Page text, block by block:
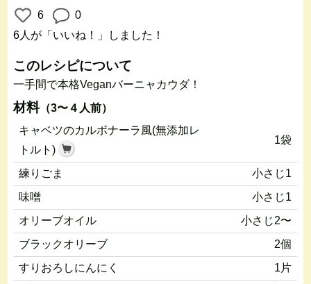
6
0
6人 が「いいね！」しました！
このレシピについて
一手間で本格Veganバーニャカウダ！
材料（3〜４人前）
キャベツのカルボナーラ風(無添加レ
トルト)
1袋
練りごま
小さじ1
味噌
小さじ1
オリーブオイル
小さじ2〜
ブラックオリーブ
2個
すりおろしにんにく
1片